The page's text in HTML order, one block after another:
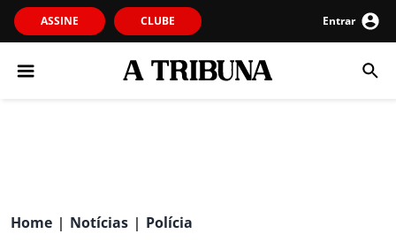
ASSINE CLUBE Entrar
Home | Notícias | Polícia